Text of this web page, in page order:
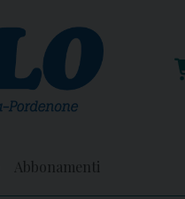
0
Abbonamenti